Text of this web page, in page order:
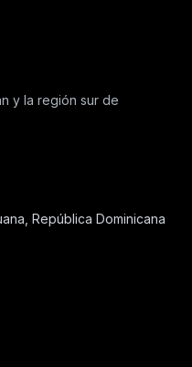
y la región sur de
República Dominicana